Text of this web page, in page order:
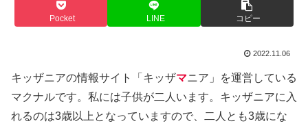
Pocket LINE コピー
2022.11.06
キッザニアの情報サイト「キッザマニア」を運営している
マクナルです。私には子供が二人います。キッザニアに入
れるのは3歳以上となっていますので、二人とも3歳にな